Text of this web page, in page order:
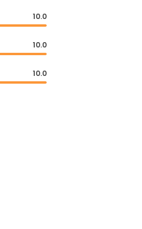
10.0
10.0
10.0